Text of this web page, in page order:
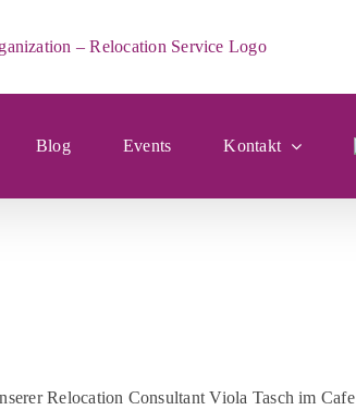
Blog Events Kontakt
Relocation Consultant Viola Tasch im Cafe